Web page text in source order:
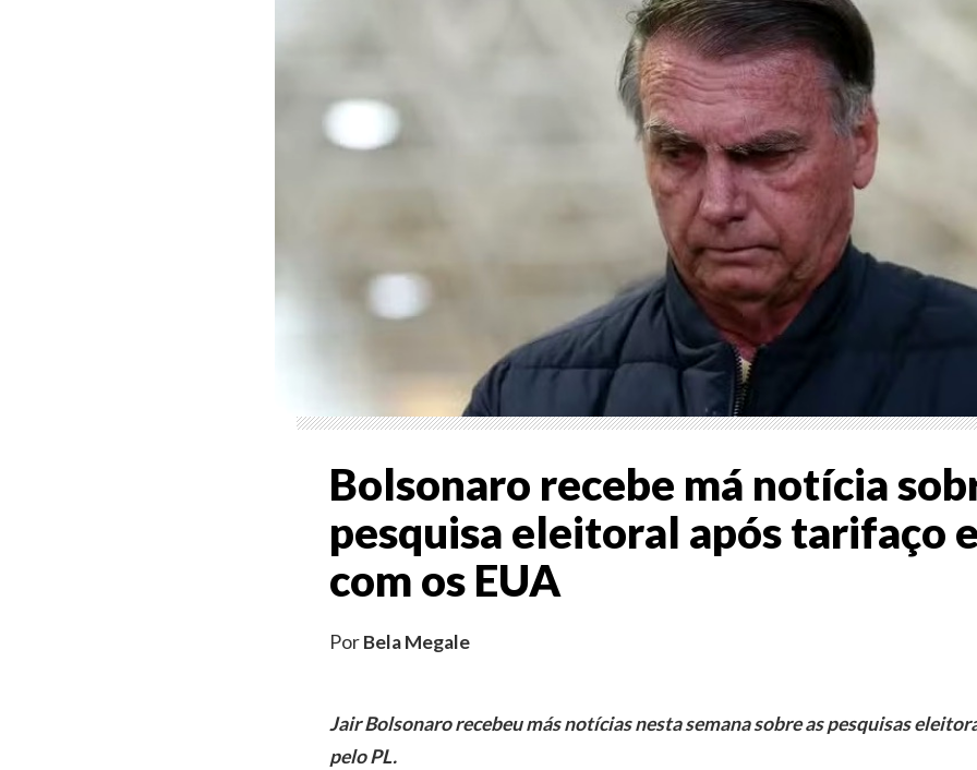
Bolsonaro recebe má notícia
pesquisa eleitoral após tarifaço
com os EUA
PorBela Megale
Jair Bolsonaro recebeu más notícias nesta semana sobre as pesquisas
pelo PL.